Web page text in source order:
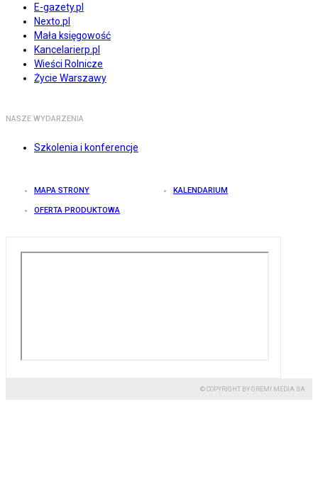
E-gazety.pl
Nexto.pl
Mała księgowość
Kancelarierp.pl
Wieści Rolnicze
Życie Warszawy
NASZE WYDARZENIA
Szkolenia i konferencje
MAPA STRONY KALENDARIUM
OFERTA PRODUKTOWA
© COPYRIGHT BY GREMI MEDIA SA